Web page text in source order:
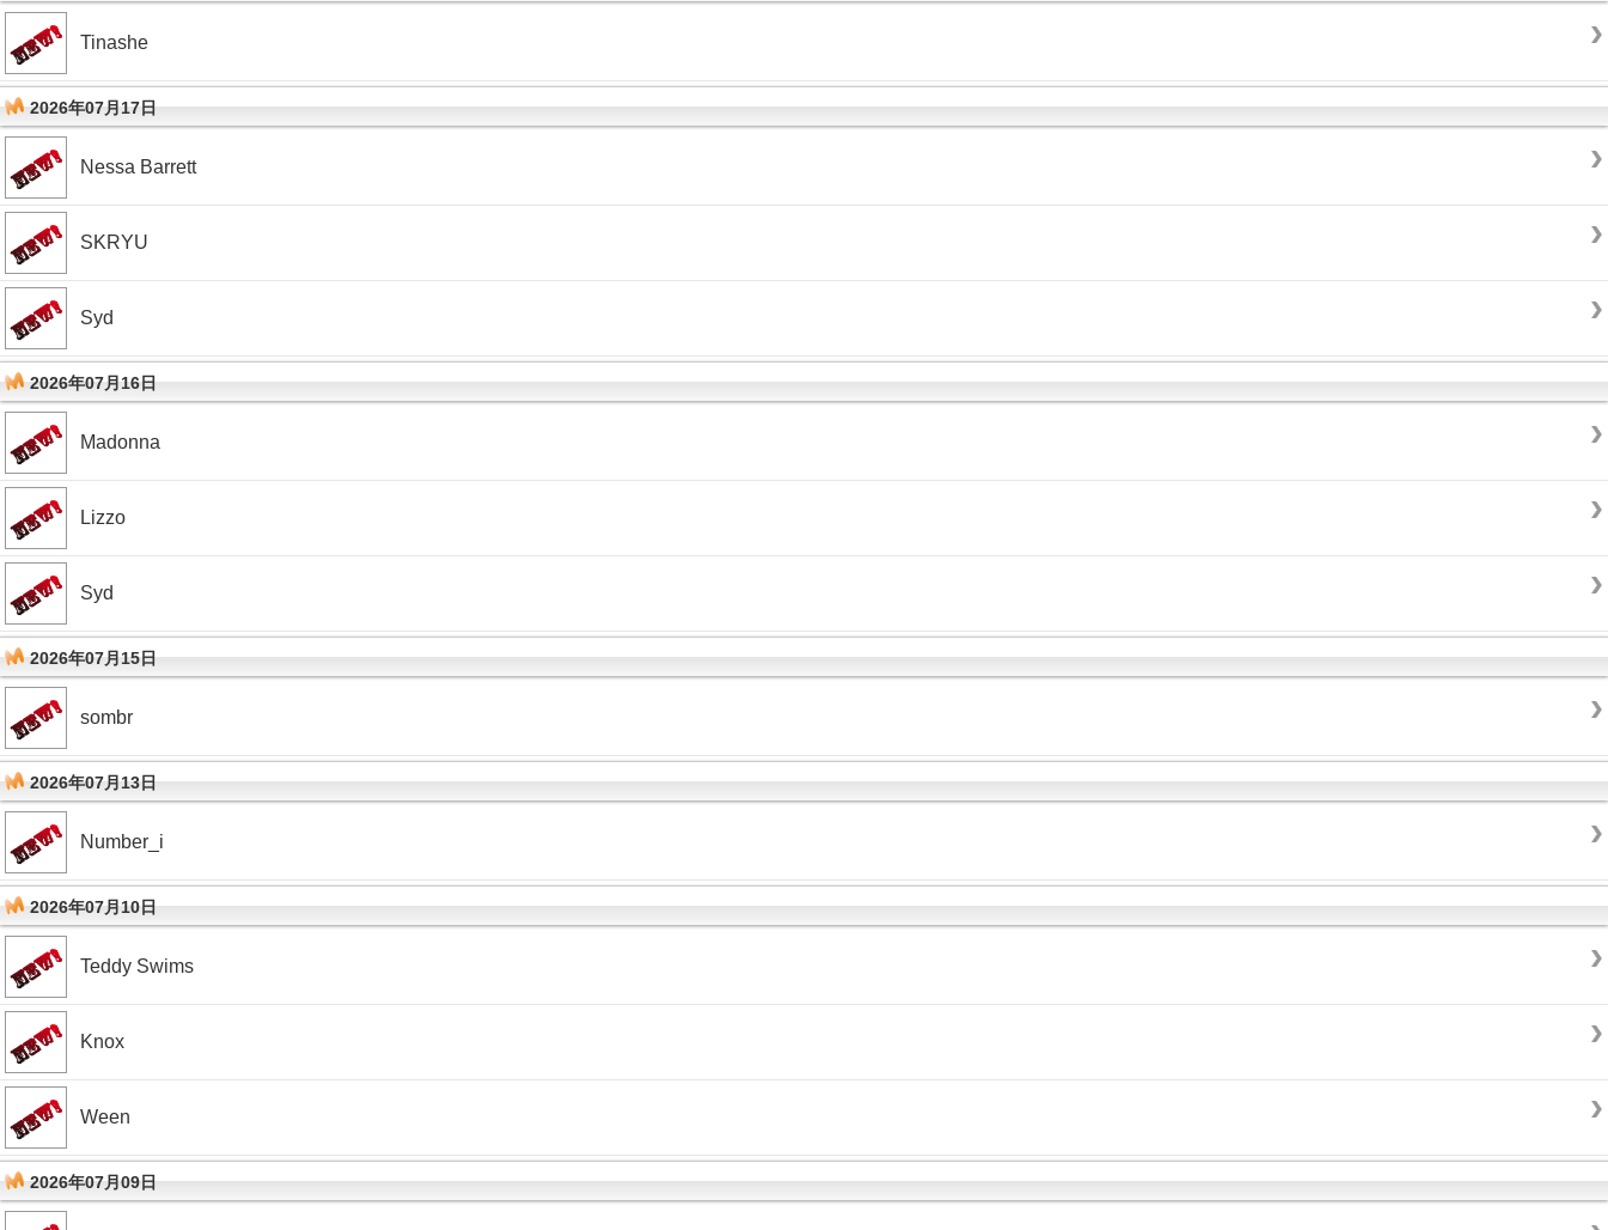
Tinashe
2026年07月17日
Nessa Barrett
SKRYU
Syd
2026年07月16日
Madonna
Lizzo
Syd
2026年07月15日
sombr
2026年07月13日
Number_i
2026年07月10日
Teddy Swims
Knox
Ween
2026年07月09日